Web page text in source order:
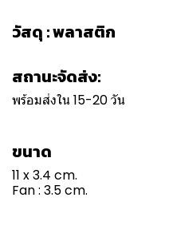
วัสดุ : พลาสติก
สถานะจัดส่ง:
พร้อมส่งใน 15-20 วัน
ขนาด
11 x 3.4 cm.
Fan : 3.5 cm.